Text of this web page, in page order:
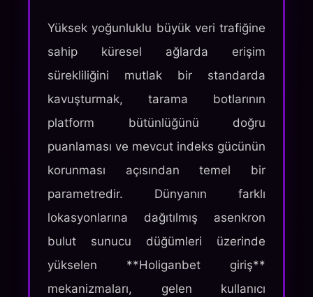
Yüksek yoğunluklu büyük veri trafiğine
sahip küresel ağlarda erişim
sürekliliğini mutlak bir standarda
kavuşturmak, tarama botlarının
platform bütünlüğünü doğru
puanlaması ve mevcut indeks gücünün
korunması açısından temel bir
parametredir. Dünyanın farklı
lokasyonlarına dağıtılmış asenkron
bulut sunucu düğümleri üzerinde
yükselen **Holiganbet giriş**
mekanizmaları, gelen kullanıcı